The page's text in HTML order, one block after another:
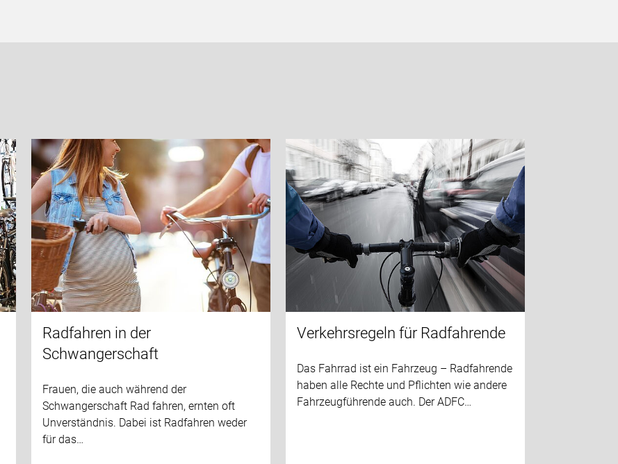
Radfahren in der
Schwangerschaft
Frauen, die auch während der
Schwangerschaft Rad fahren, ernten oft
Unverständnis. Dabei ist Radfahren weder
für das…
Verkehrsregeln für Radfahrende
Das Fahrrad ist ein Fahrzeug – Radfahrende
haben alle Rechte und Pflichten wie andere
Fahrzeugführende auch. Der ADFC…